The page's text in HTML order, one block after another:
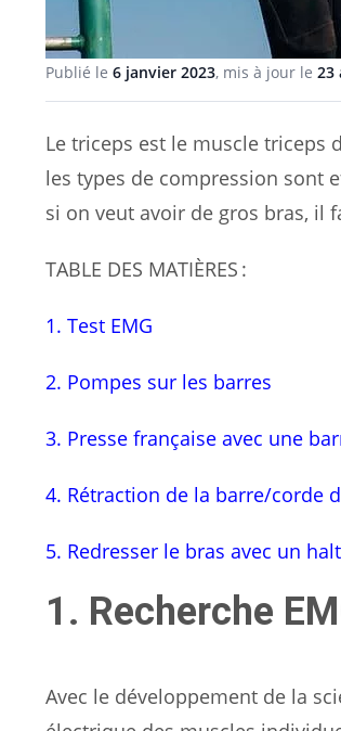
Publié le 6 janvier 2023, mis à jour le 23
Le triceps est le muscle triceps
les types de compression sont
si on veut avoir de gros bras, il
TABLE DES MATIÈRES :
1. Test EMG
2. Pompes sur les barres
3. Presse française avec une
4. Rétraction de la barre/corde
5. Redresser le bras avec un
1. Recherche
Avec le développement de la